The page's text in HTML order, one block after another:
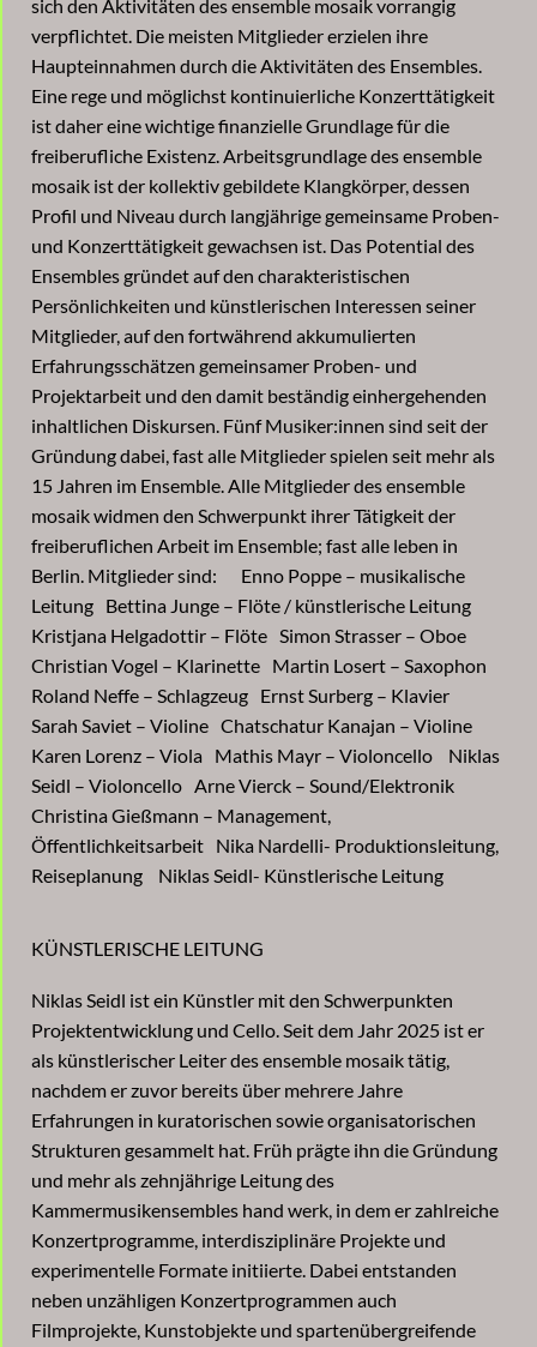
sich den Aktivitäten des ensemble mosaik vorrangig
verpflichtet. Die meisten Mitglieder erzielen ihre
Haupteinnahmen durch die Aktivitäten des Ensembles.
Eine rege und möglichst kontinuierliche Konzerttätigkeit
ist daher eine wichtige finanzielle Grundlage für die
freiberufliche Existenz. Arbeitsgrundlage des ensemble
mosaik ist der kollektiv gebildete Klangkörper, dessen
Profil und Niveau durch langjährige gemeinsame Proben-
und Konzerttätigkeit gewachsen ist. Das Potential des
Ensembles gründet auf den charakteristischen
Persönlichkeiten und künstlerischen Interessen seiner
Mitglieder, auf den fortwährend akkumulierten
Erfahrungsschätzen gemeinsamer Proben- und
Projektarbeit und den damit beständig einhergehenden
inhaltlichen Diskursen. Fünf Musiker:innen sind seit der
Gründung dabei, fast alle Mitglieder spielen seit mehr als
15 Jahren im Ensemble. Alle Mitglieder des ensemble
mosaik widmen den Schwerpunkt ihrer Tätigkeit der
freiberuflichen Arbeit im Ensemble; fast alle leben in
Berlin. Mitglieder sind: Enno Poppe – musikalische
Leitung Bettina Junge – Flöte / künstlerische Leitung
Kristjana Helgadottir – Flöte Simon Strasser – Oboe
Christian Vogel – Klarinette Martin Losert – Saxophon
Roland Neffe – Schlagzeug Ernst Surberg – Klavier
Sarah Saviet – Violine Chatschatur Kanajan – Violine
Karen Lorenz – Viola Mathis Mayr – Violoncello Niklas
Seidl – Violoncello Arne Vierck – Sound/Elektronik
Christina Gießmann – Management,
Öffentlichkeitsarbeit Nika Nardelli- Produktionsleitung,
Reiseplanung Niklas Seidl- Künstlerische Leitung
KÜNSTLERISCHE LEITUNG
Niklas Seidl ist ein Künstler mit den Schwerpunkten
Projektentwicklung und Cello. Seit dem Jahr 2025 ist er
als künstlerischer Leiter des ensemble mosaik tätig,
nachdem er zuvor bereits über mehrere Jahre
Erfahrungen in kuratorischen sowie organisatorischen
Strukturen gesammelt hat. Früh prägte ihn die Gründung
und mehr als zehnjährige Leitung des
Kammermusikensembles hand werk, in dem er zahlreiche
Konzertprogramme, interdisziplinäre Projekte und
experimentelle Formate initiierte. Dabei entstanden
neben unzähligen Konzertprogrammen auch
Filmprojekte, Kunstobjekte und spartenübergreifende